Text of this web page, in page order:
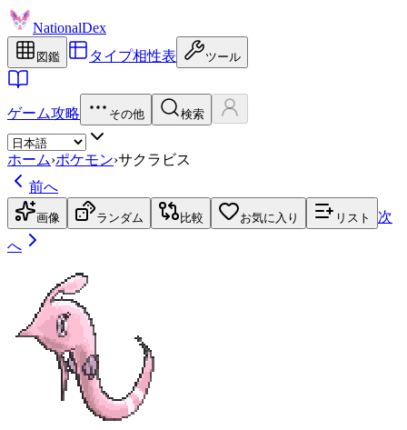
NationalDex
図鑑 タイプ相性表 ツール
ゲーム攻略 その他 検索
ホーム›ポケモン›サクラビス
前へ
画像 ランダム 比較 お気に入り リスト
次
へ